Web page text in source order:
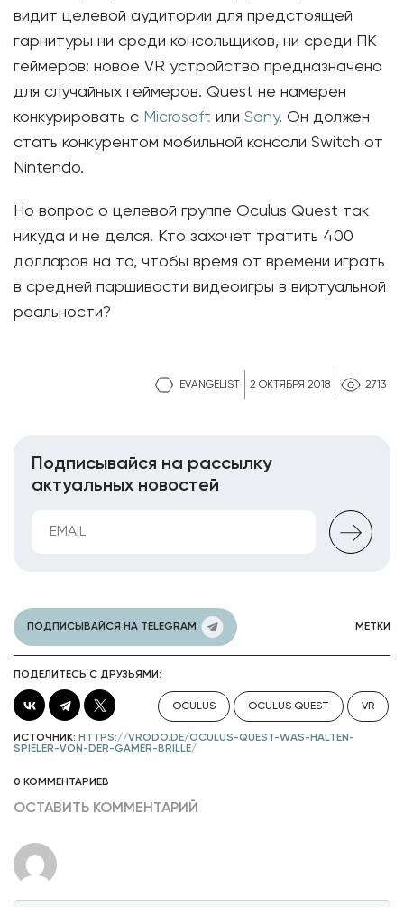
EVANGELIST 2 ОКТЯБРЯ 2018 2713
видит целевой аудитории для предстоящей
гарнитуры ни среди консольщиков, ни среди ПК
геймеров: новое VR устройство предназначено
для случайных геймеров. Quest не намерен
конкурировать с Microsoft или Sony. Он должен
стать конкурентом мобильной консоли Switch от
Nintendo.
Но вопрос о целевой группе Oculus Quest так
никуда и не делся. Кто захочет тратить 400
долларов на то, чтобы время от времени играть
в средней паршивости видеоигры в виртуальной
реальности?
Подписывайся на рассылку
актуальных новостей
ПОДПИСЫВАЙСЯ НА TELEGRAM МЕТКИ
ПОДЕЛИТЕСЬ С ДРУЗЬЯМИ:
OCULUS OCULUS QUEST VR
ИСТОЧНИК: HTTPS://VRODO.DE/OCULUS-QUEST-WAS-HALTEN-
SPIELER-VON-DER-GAMER-BRILLE/
0 КОММЕНТАРИЕВ
ОСТАВИТЬ КОММЕНТАРИЙ